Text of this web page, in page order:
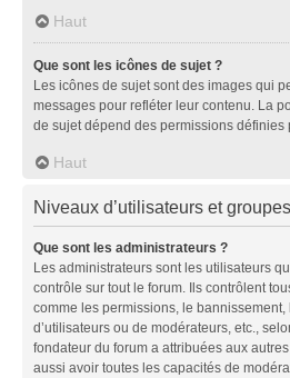
Haut
Que sont les icônes de sujet ?
Les icônes de sujet sont des images qui
messages pour refléter leur contenu. La
de sujet dépend des permissions définies
Haut
Niveaux d’utilisateurs et groupes
Que sont les administrateurs ?
Les administrateurs sont les utilisateurs
contrôle sur tout le forum. Ils contrôlent
comme les permissions, le
d’utilisateurs ou de modérateurs, etc.,
fondateur du forum a attribuées aux
aussi avoir toutes les capacités de